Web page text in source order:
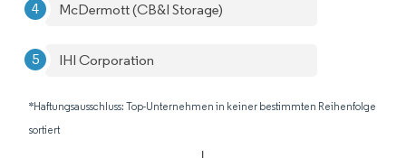
McDermott (CB&I Storage)
IHI Corporation
*Haftungsausschluss: Top-Unternehmen in keiner bestimmten Reihenfolge
sortiert